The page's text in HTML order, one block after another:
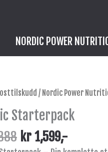
NORDIC POWER
/ Nordic Power
Starterpack
Opprinnelig
pris
var:
kr 1,888.
kr1,599
pris
er:
kr 1,599.
,-